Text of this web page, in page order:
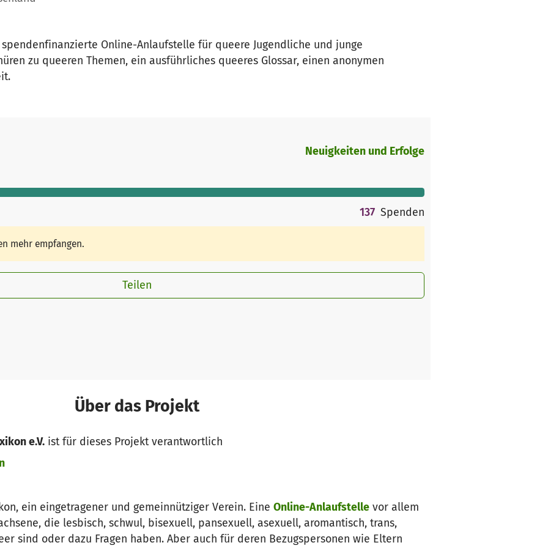
spendenfinanzierte Online-Anlaufstelle für queere Jugendliche und junge
zu queeren Themen, ein ausführliches queeres Glossar, einen anonymen
Neuigkeiten und Erfolge
137 Spenden
mehr empfangen.
Teilen
Über das Projekt
e.V.ist für dieses Projekt verantwortlich
ein eingetragener und gemeinnütziger Verein. Eine Online-Anlaufstelle vor allem
die lesbisch, schwul, bisexuell, pansexuell, asexuell, aromantisch, trans,
sind oder dazu Fragen haben. Aber auch für deren Bezugspersonen wie Eltern